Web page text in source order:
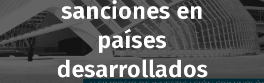
del indicador
sobre la
enfermedad
sanciones en
países
desarrollados